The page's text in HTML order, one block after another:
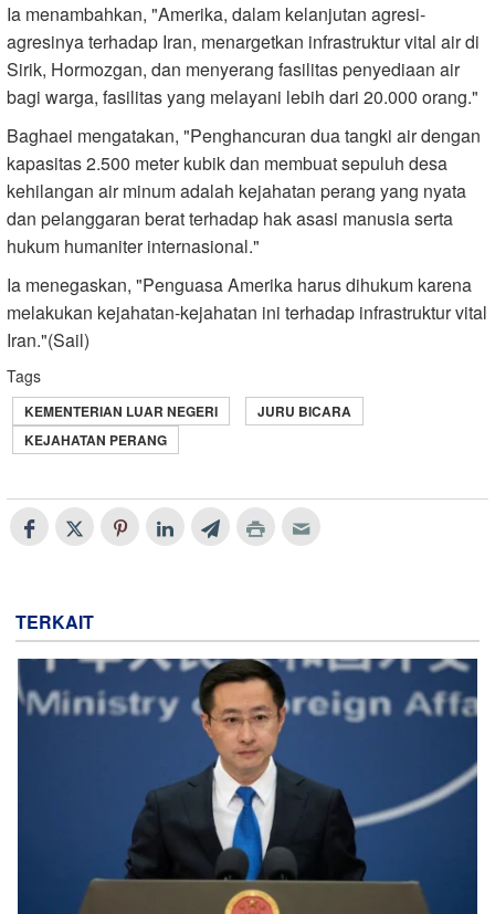
Ia menambahkan, "Amerika, dalam kelanjutan agresi-
agresinya terhadap Iran, menargetkan infrastruktur vital air di
Sirik, Hormozgan, dan menyerang fasilitas penyediaan air
bagi warga, fasilitas yang melayani lebih dari 20.000 orang."
Baghaei mengatakan, "Penghancuran dua tangki air dengan
kapasitas 2.500 meter kubik dan membuat sepuluh desa
kehilangan air minum adalah kejahatan perang yang nyata
dan pelanggaran berat terhadap hak asasi manusia serta
hukum humaniter internasional."
Ia menegaskan, "Penguasa Amerika harus dihukum karena
melakukan kejahatan-kejahatan ini terhadap infrastruktur vital
Iran."(Sail)
Tags
KEMENTERIAN LUAR NEGERI
JURU BICARA
KEJAHATAN PERANG
TERKAIT